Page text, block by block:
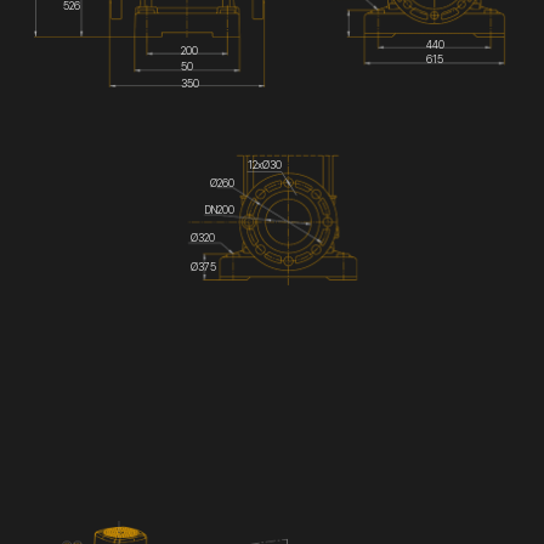
526
200
50
350
440
615
DN200
12хØ30
Ø260
Ø320
Ø375